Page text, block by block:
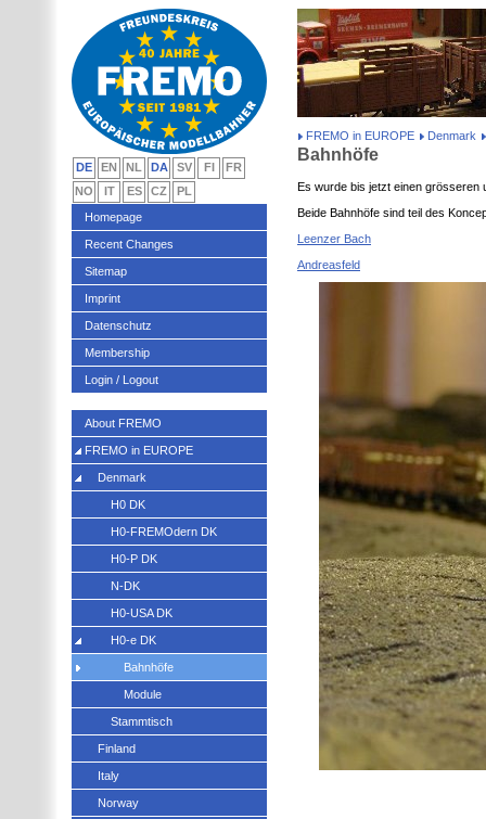
FREMO in EUROPE Denmark
Bahnhöfe
Es wurde bis jetzt einen grösseren
Beide Bahnhöfe sind teil des
Leenzer Bach
Andreasfeld
DE EN NL DA SV FI
FR
NO
IT ES CZ
PL
Homepage
Recent Changes
Sitemap
Imprint
Datenschutz
Membership
Login / Logout
About FREMO
FREMO in EUROPE
Denmark
H0 DK
H0-FREMOdern DK
H0-P DK
N-DK
H0-USA DK
H0-e DK
Bahnhöfe
Module
Stammtisch
Finland
Italy
Norway